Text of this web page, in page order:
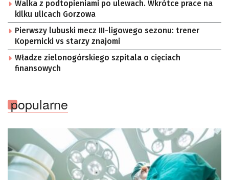
Walka z podtopieniami po ulewach. Wkrótce prace na
kilku ulicach Gorzowa
Pierwszy lubuski mecz III-ligowego sezonu: trener
Kopernicki vs starzy znajomi
Władze zielonogórskiego szpitala o cięciach
finansowych
popularne